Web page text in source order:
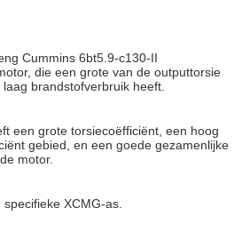
Cummins 6bt5.9-c130-II
die een grote van de outputtorsie
brandstofverbruik heeft.
een grote torsiecoëfficiënt, een hoog
gebied, en een goede gezamenlijke
motor.
XCMG-as.